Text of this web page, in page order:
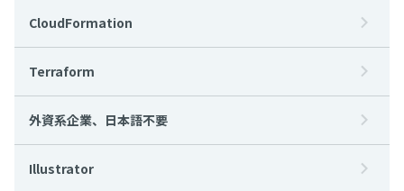
CloudFormation
Terraform
外資系企業、日本語不要
Illustrator